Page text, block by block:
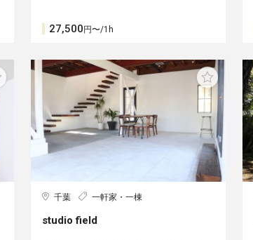
27,500 円〜/1h
千葉 一軒家・一棟
studio field